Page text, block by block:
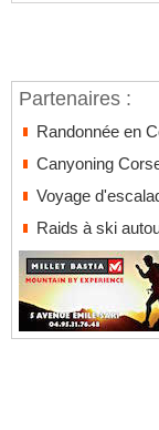
Partenaires :
Randonnée en
Canyoning
Voyage
Raids à ski